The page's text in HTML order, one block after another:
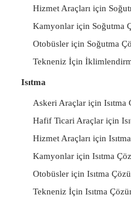
Hizmet Araçları için
Kamyonlar için Soğutma
Otobüsler için Soğutma
Tekneniz İçin
Isıtma
Askeri Araçlar için Isıtma
Hafif Ticari Araçlar için
Hizmet Araçları için
Kamyonlar için Isıtma
Otobüsler için Isıtma
Tekneniz İçin Isıtma